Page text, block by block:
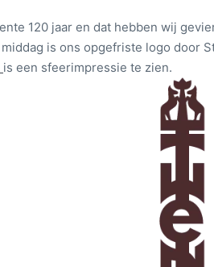
120 jaar en dat hebben wij
is ons opgefriste logo
is een sfeerimpressie te zien.